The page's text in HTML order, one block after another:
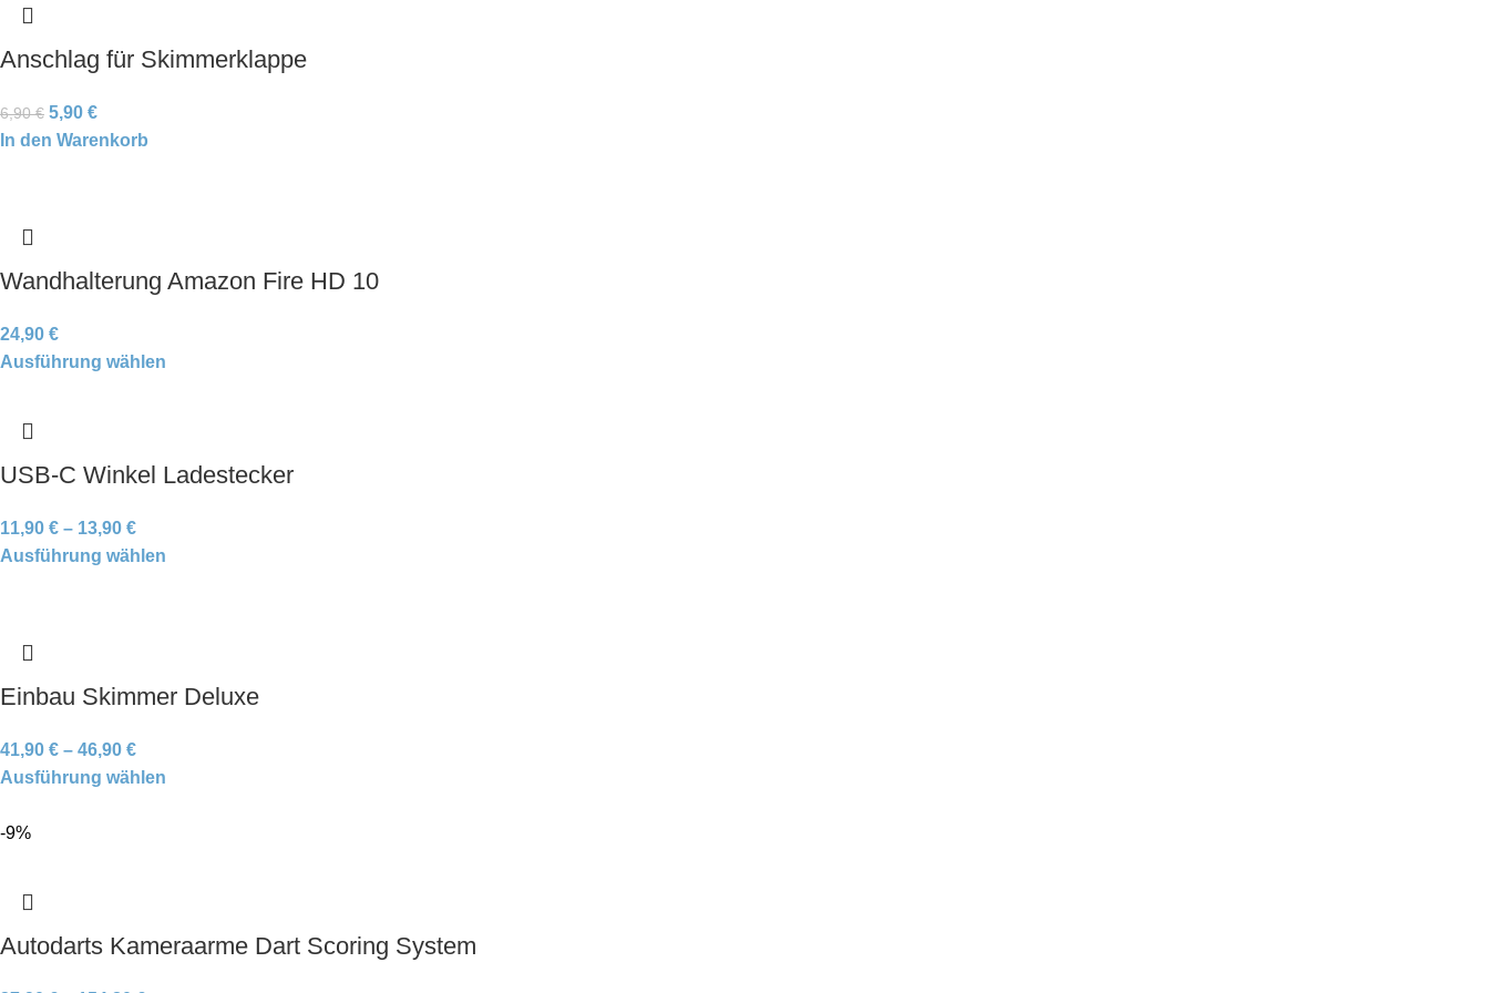
Anschlag für Skimmerklappe
6,90€ 5,90 €
In den Warenkorb
Wandhalterung Amazon Fire HD 10
24,90 €
Ausführung wählen
USB-C Winkel Ladestecker
11,90 € – 13,90 €
Ausführung wählen
Einbau Skimmer Deluxe
41,90 € – 46,90 €
Ausführung wählen
-9%
Autodarts Kameraarme Dart Scoring System